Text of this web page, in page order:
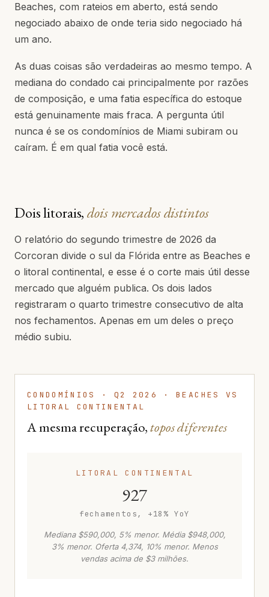
Beaches, com rateios em aberto, está sendo
negociado abaixo de onde teria sido negociado há
um ano.
As duas coisas são verdadeiras ao mesmo tempo. A
mediana do condado cai principalmente por razões
de composição, e uma fatia específica do estoque
está genuinamente mais fraca. A pergunta útil
nunca é se os condomínios de Miami subiram ou
caíram. É em qual fatia você está.
Dois litorais,dois mercados distintos
O relatório do segundo trimestre de 2026 da
Corcoran divide o sul da Flórida entre as Beaches e
o litoral continental, e esse é o corte mais útil desse
mercado que alguém publica. Os dois lados
registraram o quarto trimestre consecutivo de alta
nos fechamentos. Apenas em um deles o preço
médio subiu.
CONDOMÍNIOS · Q2 2026 · BEACHES VS
LITORAL CONTINENTAL
A mesma recuperação,topos diferentes
LITORAL CONTINENTAL
927
fechamentos, +18% YoY
Mediana $590,000, 5% menor. Média $948,000,
3% menor. Oferta 4,374, 10% menor. Menos
vendas acima de $3 milhões.